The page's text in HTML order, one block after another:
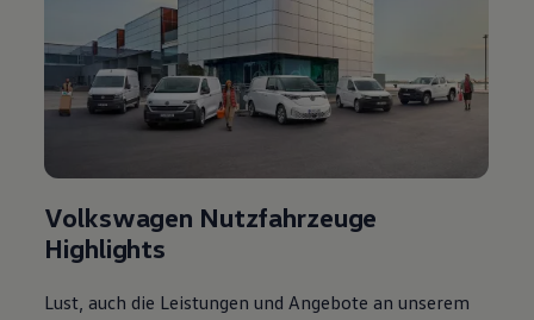
Volkswagen Nutzfahrzeuge
Highlights
Lust, auch die Leistungen und Angebote an unserem